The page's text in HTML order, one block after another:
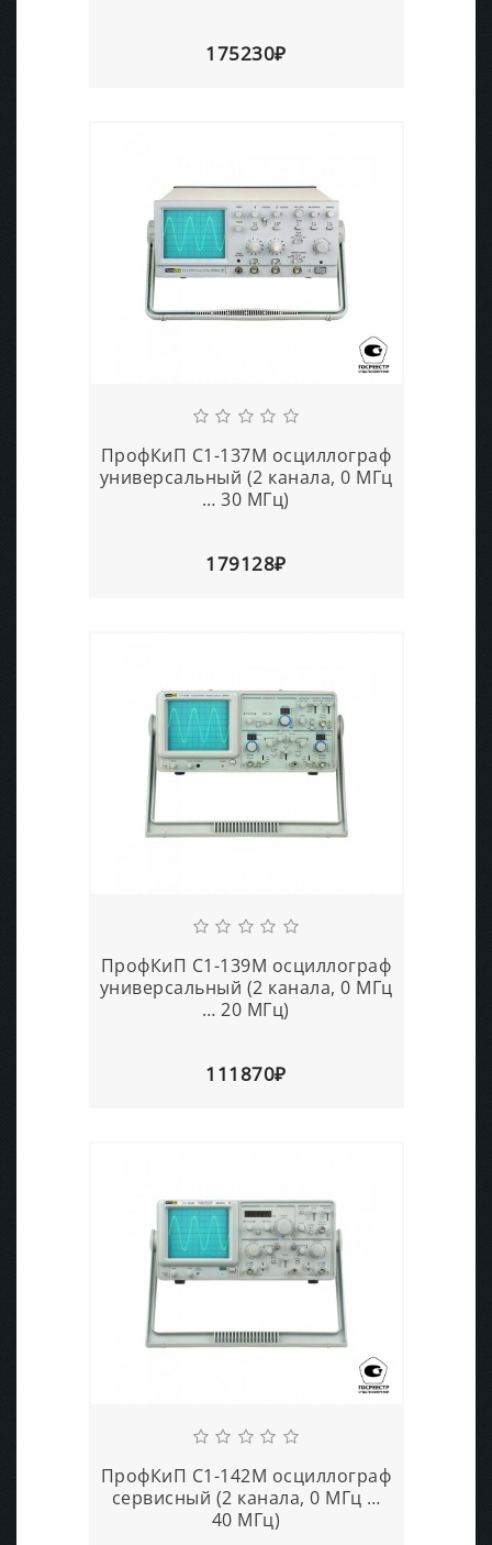
175230₽
ПрофКиП С1-137М осциллограф
универсальный (2 канала, 0 МГц
… 30 МГц)
179128₽
ПрофКиП С1-139М осциллограф
универсальный (2 канала, 0 МГц
… 20 МГц)
111870₽
ПрофКиП С1-142М осциллограф
сервисный (2 канала, 0 МГц …
40 МГц)